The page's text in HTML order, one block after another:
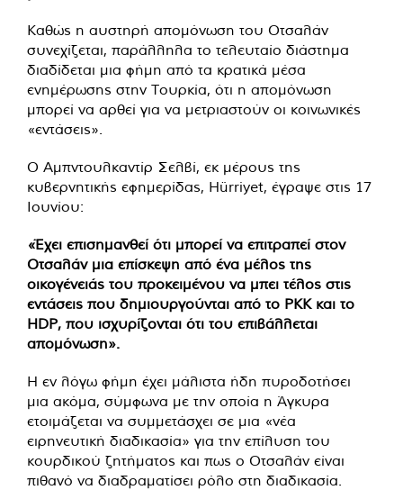
Καθώς η αυστηρή απομόνωση του Οτσαλάν
συνεχίζεται, παράλληλα το τελευταίο διάστημα
διαδίδεται μια φήμη από τα κρατικά μέσα
ενημέρωσης στην Τουρκία, ότι η απομόνωση
μπορεί να αρθεί για να μετριαστούν οι κοινωνικές
«εντάσεις».
Ο Αμπντουλκαντίρ Σελβί, εκ μέρους της
κυβερνητικής εφημερίδας, Hürriyet, έγραψε στις 17
Ιουνίου:
«Έχει επισημανθεί ότι μπορεί να επιτραπεί στον
Οτσαλάν μια επίσκεψη από ένα μέλος της
οικογένειάς του προκειμένου να μπει τέλος στις
εντάσεις που δημιουργούνται από το PKK και το
HDP, που ισχυρίζονται ότι του επιβάλλεται
απομόνωση».
Η εν λόγω φήμη έχει μάλιστα ήδη πυροδοτήσει
μια ακόμα, σύμφωνα με την οποία η Άγκυρα
ετοιμάζεται να συμμετάσχει σε μια «νέα
ειρηνευτική διαδικασία» για την επίλυση του
κουρδικού ζητήματος και πως ο Οτσαλάν είναι
πιθανό να διαδραματίσει ρόλο στη διαδικασία.